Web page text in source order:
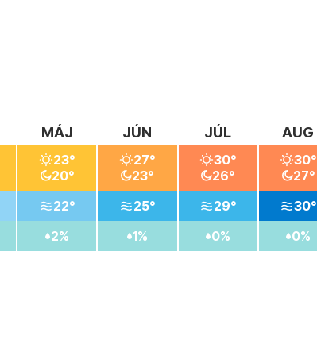
MÁJ
23°
20°
22°
2%
JÚN
27°
23°
25°
1%
JÚL
30°
26°
29°
0%
AUG
30°
27°
30°
0%